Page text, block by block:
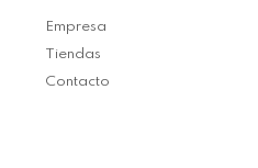
Empresa
Tiendas
Contacto